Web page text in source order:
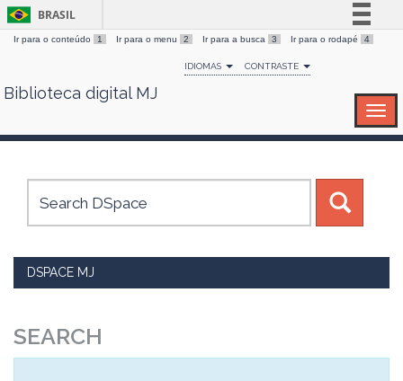
Skip
BRASIL
Simplifique!
Comunica BR
Canais
Ir para o conteúdo 1 Ir para o menu 2 Ir para a busca 3 Ir para o rodapé 4
IDIOMAS CONTRASTE
Biblioteca digital MJ
DSPACE MJ
SEARCH